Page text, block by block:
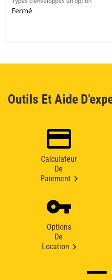
Fermé
Outils Et Aide
Calculateur
De
Paiement
Options
De
Location